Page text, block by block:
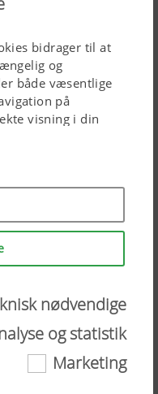
bidrager til at
og
både væsentlige
på
visning i din
Varighed
6
Måneder
nødvendige
og statistik
Marketing
compact disc
knife roller
TERRADISC compact
TEGOSEM catch crop
[en]
disc harrows